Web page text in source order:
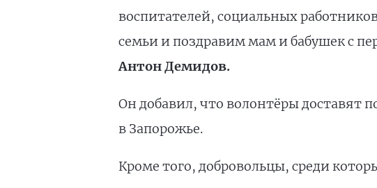
воспитателей, социальных
семьи и поздравим мам и бабушек с
Антон Демидов.
Он добавил, что волонтёры доставят
в Запорожье.
Кроме того, добровольцы, среди